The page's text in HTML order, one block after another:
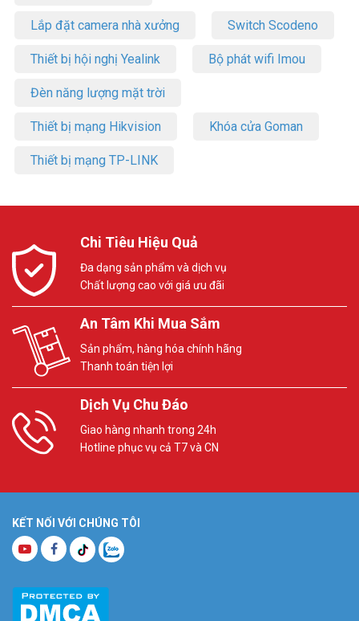
Lắp đặt camera nhà xưởng Switch Scodeno
Thiết bị hội nghị Yealink Bộ phát wifi Imou
Đèn năng lượng mặt trời
Thiết bị mạng Hikvision Khóa cửa Goman
Thiết bị mạng TP-LINK
Chi Tiêu Hiệu Quả
Đa dạng sản phẩm và dịch vụ
Chất lượng cao với giá ưu đãi
An Tâm Khi Mua Sắm
Sản phẩm, hàng hóa chính hãng
Thanh toán tiện lợi
Dịch Vụ Chu Đáo
Giao hàng nhanh trong 24h
Hotline phục vụ cả T7 và CN
KẾT NỐI VỚI CHÚNG TÔI